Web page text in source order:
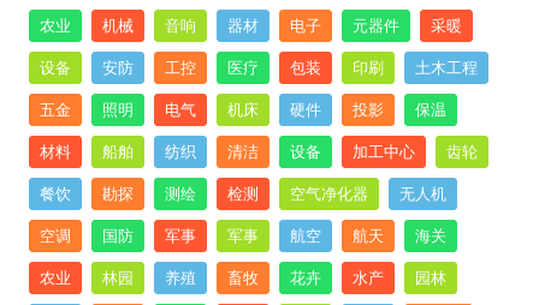
农业 机械 音响 器材 电子 元器件 采暖
设备 安防 工控 医疗 包装 印刷 土木工程
五金 照明 电气 机床 硬件 投影 保温
材料 船舶 纺织 清洁 设备 加工中心 齿轮
餐饮 勘探 测绘 检测 空气净化器 无人机
空调 国防 军事 军事 航空 航天 海关
农业 林园 养殖 畜牧 花卉 水产 园林